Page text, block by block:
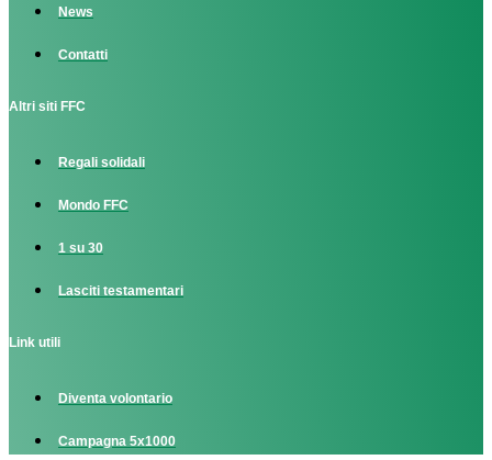
News
Contatti
Altri siti FFC
Regali solidali
Mondo FFC
1 su 30
Lasciti testamentari
Link utili
Diventa volontario
Campagna 5x1000